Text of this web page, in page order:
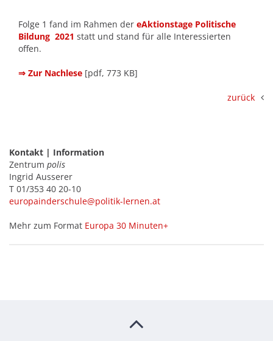
Folge 1 fand im Rahmen der eAktionstage Politische
Bildung 2021 statt und stand für alle Interessierten
offen.
⇒ Zur Nachlese [pdf, 773 KB]
zurück
Kontakt | Information
Zentrum polis
Ingrid Ausserer
T 01/353 40 20-10
europainderschule@politik-lernen.at
Mehr zum Format Europa 30 Minuten+